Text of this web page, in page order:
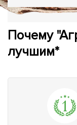
Почему
лучшим*